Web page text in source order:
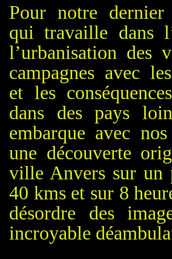
Pour notre
qui travaille dans
l’urbanisation des
campagnes avec
et les conséquences
dans des pays
embarque avec
une découverte
ville Anvers sur un
40 kms et sur 8
désordre des
incroyable